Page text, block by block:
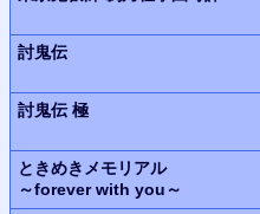
討鬼伝
討鬼伝 極
ときめきメモリアル
～forever with you～